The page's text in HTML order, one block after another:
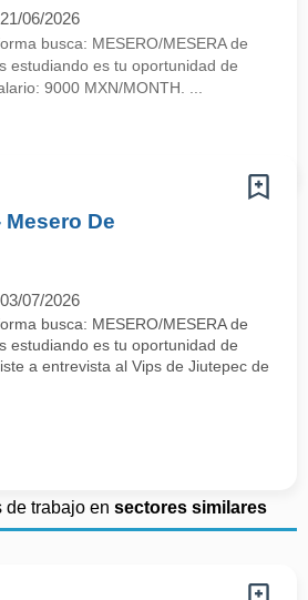
21/06/2026
busca: MESERO/MESERA de
estudiando es tu oportunidad de
9000 MXN/MONTH. ...
De
03/07/2026
busca: MESERO/MESERA de
estudiando es tu oportunidad de
a entrevista al Vips de Jiutepec de
de trabajo en sectores similares